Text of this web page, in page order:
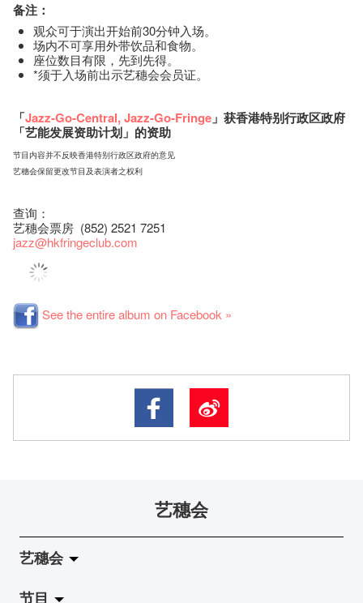
备注：
观众可于演出开始前30分钟入场。
场内不可享用外带饮品和食物。
座​位​数目​有​限​，先到先得。
*须于入场前出示艺穗会会员证。
「Jazz-Go-Central,Jazz-Go-Fringe」获香港特别行政区政府
「艺能发展资助计划」的资助
节目内容并不反映香港特别行政区政府的意见
艺穗会保留更改节目及表演者之权利
查询：
艺穗会票房 (852) 2521 7251
jazz@hkfringeclub.com
See the entire album on Facebook »
艺穗会
艺穗会
关于艺穗会
节目